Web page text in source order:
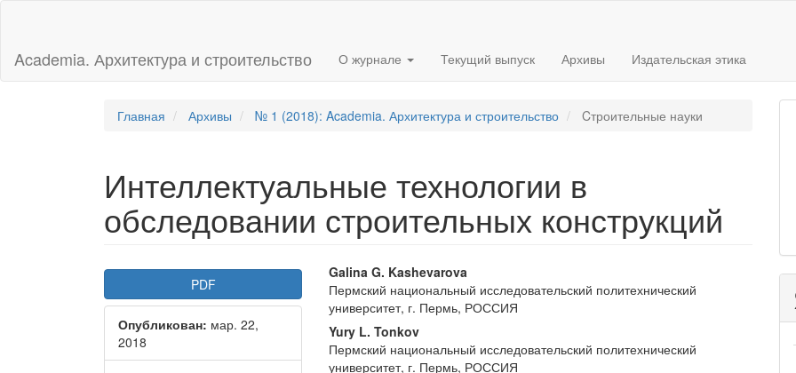
Основное
содержимое
Academia. Архитектура и строительство О журнале Текущий выпуск Архивы Издательская этика
Главная Архивы № 1 (2018): Academia. Архитектура и строительство Cтроительные науки
Интеллектуальные технологии в
обследовании строительных конструкций
Боковая
панель
статьи
PDF
Опубликован: мар. 22,
2018
Основное
содержимое
статьи
Galina G. Kashevarova
Пермский национальный исследовательский политехнический
университет, г. Пермь, РОССИЯ
Yury L. Tonkov
Пермский национальный исследовательский политехнический
университет, г. Пермь, РОССИЯ